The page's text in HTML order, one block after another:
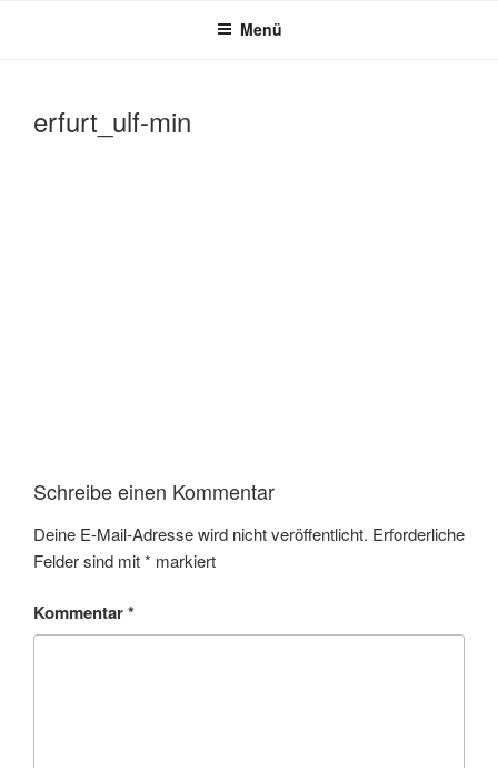
Menü
erfurt_ulf-min
Schreibe einen Kommentar
Deine E-Mail-Adresse wird nicht veröffentlicht. Erforderliche
Felder sind mit* markiert
Kommentar*